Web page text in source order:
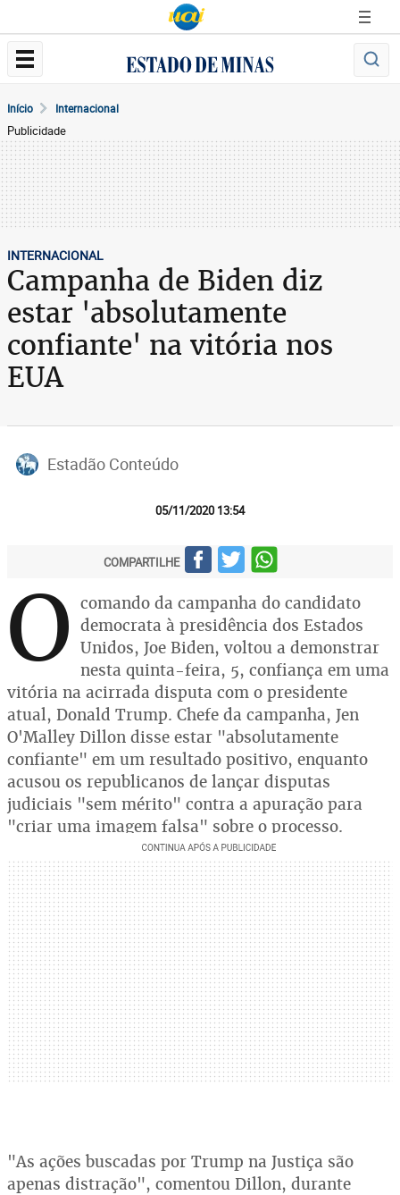
Início Internacional
Publicidade
INTERNACIONAL
Campanha de Biden diz
estar 'absolutamente
confiante' na vitória nos
EUA
Estadão Conteúdo
05/11/2020 13:54
COMPARTILHE
O comando da campanha do candidato
democrata à presidência dos Estados
Unidos, Joe Biden, voltou a demonstrar
nesta quinta-feira, 5, confiança em uma
vitória na acirrada disputa com o presidente
atual, Donald Trump. Chefe da campanha, Jen
O'Malley Dillon disse estar "absolutamente
confiante" em um resultado positivo, enquanto
acusou os republicanos de lançar disputas
judiciais "sem mérito" contra a apuração para
"criar uma imagem falsa" sobre o processo.
"As ações buscadas por Trump na Justiça são
apenas distração", comentou Dillon, durante